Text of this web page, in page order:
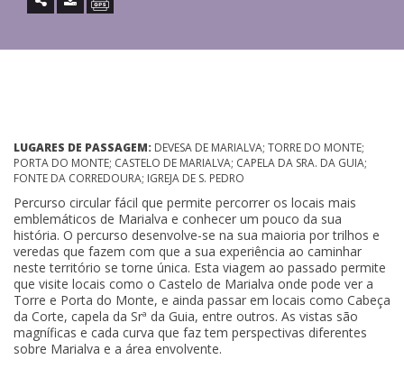
LUGARES DE PASSAGEM: DEVESA DE MARIALVA; TORRE DO MONTE;
PORTA DO MONTE; CASTELO DE MARIALVA; CAPELA DA SRA. DA GUIA;
FONTE DA CORREDOURA; IGREJA DE S. PEDRO
Percurso circular fácil que permite percorrer os locais mais
emblemáticos de Marialva e conhecer um pouco da sua
história. O percurso desenvolve-se na sua maioria por trilhos e
veredas que fazem com que a sua experiência ao caminhar
neste território se torne única. Esta viagem ao passado permite
que visite locais como o Castelo de Marialva onde pode ver a
Torre e Porta do Monte, e ainda passar em locais como Cabeça
da Corte, capela da Srª da Guia, entre outros. As vistas são
magníficas e cada curva que faz tem perspectivas diferentes
sobre Marialva e a área envolvente.